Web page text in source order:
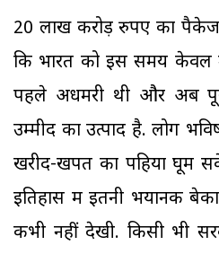
20 लाख करोड़ रुपए का
कि भारत को इस समय केवल
पहले अधमरी थी और अब
उम्मीद का उत्पाद है. लोग
खरीद-खपत का पहिया घूम
इतिहास में इतनी भयानक
कभी नहीं देखी. किसी भी